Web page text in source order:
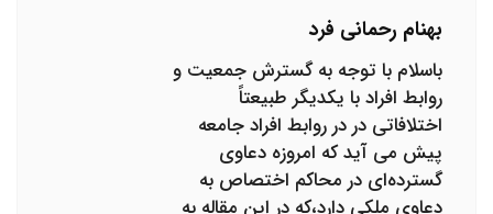
بهنام رحمانی فرد
باسلام با توجه به گسترش جمعیت و
روابط افراد با یکدیگر طبیعتاً
اختلافاتی در در روابط افراد جامعه
پیش می آید که امروزه دعاوی
گسترده‌ای در محاکم اختصاص به
دعاوی ملکی دارد،که در این مقاله به